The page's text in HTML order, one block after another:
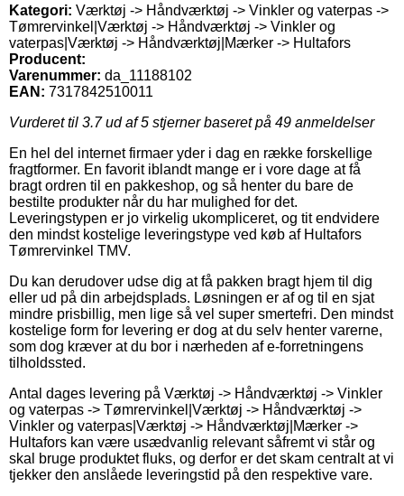
Kategori: Værktøj -> Håndværktøj -> Vinkler og vaterpas ->
Tømrervinkel|Værktøj -> Håndværktøj -> Vinkler og
vaterpas|Værktøj -> Håndværktøj|Mærker -> Hultafors
Producent:
Varenummer: da_11188102
EAN: 7317842510011
Vurderet til 3.7ud af 5 stjerner baseret på 49 anmeldelser
En hel del internet firmaer yder i dag en række forskellige
fragtformer. En favorit iblandt mange er i vore dage at få
bragt ordren til en pakkeshop, og så henter du bare de
bestilte produkter når du har mulighed for det.
Leveringstypen er jo virkelig ukompliceret, og tit endvidere
den mindst kostelige leveringstype ved køb af Hultafors
Tømrervinkel TMV.
Du kan derudover udse dig at få pakken bragt hjem til dig
eller ud på din arbejdsplads. Løsningen er af og til en sjat
mindre prisbillig, men lige så vel super smertefri. Den mindst
kostelige form for levering er dog at du selv henter varerne,
som dog kræver at du bor i nærheden af e-forretningens
tilholdssted.
Antal dages levering på Værktøj -> Håndværktøj -> Vinkler
og vaterpas -> Tømrervinkel|Værktøj -> Håndværktøj ->
Vinkler og vaterpas|Værktøj -> Håndværktøj|Mærker ->
Hultafors kan være usædvanlig relevant såfremt vi står og
skal bruge produktet fluks, og derfor er det skam centralt at vi
tjekker den anslåede leveringstid på den respektive vare.